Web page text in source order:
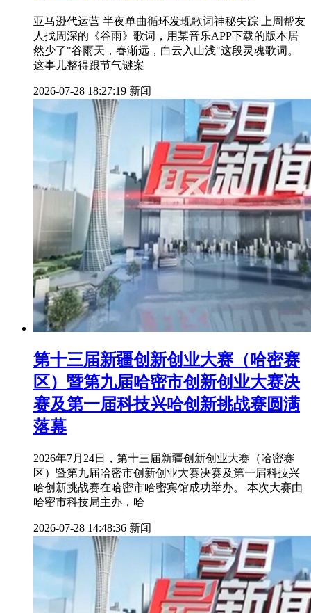
亚马逊代运营 半夜单曲循环发现歌词神秘失踪 上周帮友
人找周深的《谷雨》歌词，用某音乐APP下载的版本居
然少了"谷雨天，春渐远，白云入山浅"这段灵魂歌词。
这事儿整得跟节气谜案
2026-07-28 18:27:19 新闻
第十三届新疆创新创业大赛（哈密赛
区）暨第九届哈密市创新创业大赛决
赛及第一届科技兴哈创新挑战赛圆满
落幕
2026年7月24日，第十三届新疆创新创业大赛（哈密赛
区）暨第九届哈密市创新创业大赛决赛及第一届科技兴
哈创新挑战赛在哈密市哈密宾馆成功举办。 本次大赛由
哈密市科技局主办，哈
2026-07-28 14:48:36 新闻